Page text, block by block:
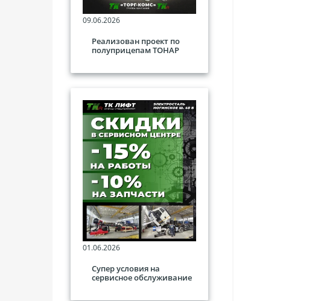
09.06.2026
Реализован проект по
полуприцепам ТОНАР
01.06.2026
Супер условия на
сервисное обслуживание